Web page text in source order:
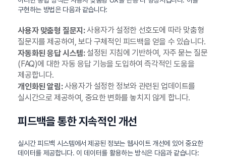
구현하는 방법은 다음과 같습니다:
사용자 맞춤형 질문지:사용자가 설정한 선호도에 따라 맞춤형
질문지를 제공하여, 보다 구체적인 피드백을 얻을 수 있습니다.
자동화된 응답 시스템:설정된 지침에 기반하여, 자주 묻는 질문
(FAQ)에 대한 자동 응답 기능을 도입하여 즉각적인 도움을
제공합니다.
개인화된 알림:사용자가 설정한 정보와 관련된 업데이트를
실시간으로 제공하여, 중요한 변화를 놓치지 않게 합니다.
피드백을 통한 지속적인 개선
실시간 피드백 시스템에서 제공된 정보는 웹사이트 개선에 있어 중요한
데이터를 제공합니다. 이 데이터를 활용하는 방식은 다음과 같습니다: